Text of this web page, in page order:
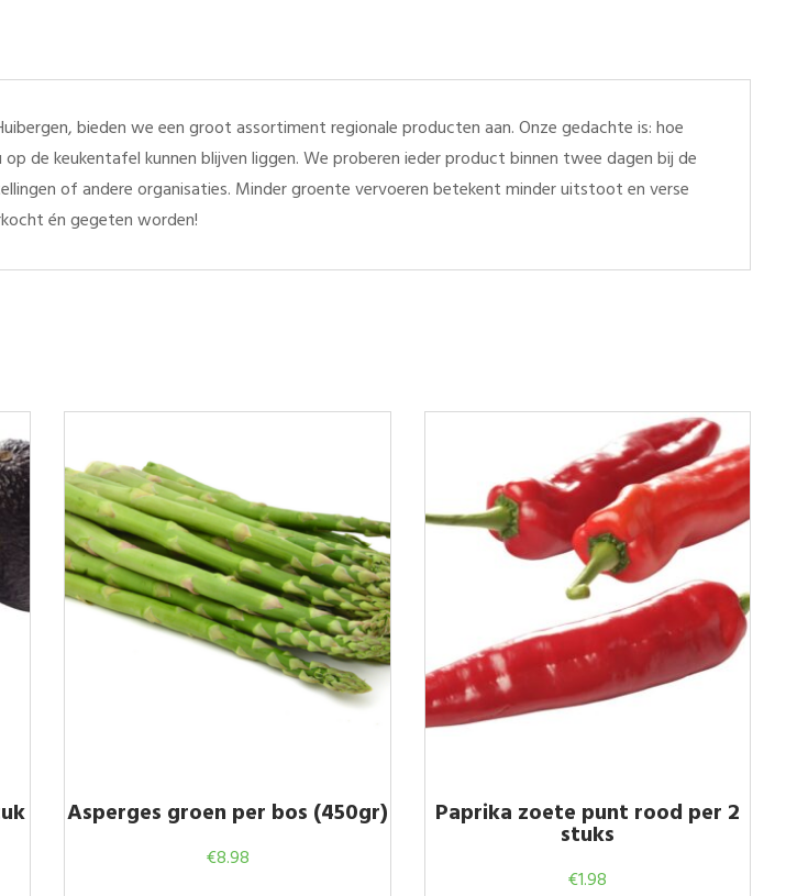
bieden we een groot assortiment regionale producten aan. Onze gedachte is: hoe
de keukentafel kunnen blijven liggen. We proberen ieder product binnen twee dagen bij de
of andere organisaties. Minder groente vervoeren betekent minder uitstoot en verse
én gegeten worden!
Asperges groen per bos (450gr)
€8.98
Paprika zoete punt rood per 2
stuks
€1.98